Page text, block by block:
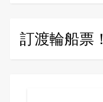
訂渡輪船票！